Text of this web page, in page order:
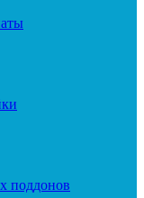
поддонов